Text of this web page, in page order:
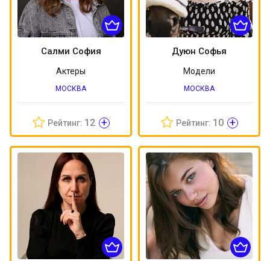
Салми София
Актеры
МОСКВА
Рейтинг: 12 +
Дуюн Софья
Модели
МОСКВА
Рейтинг: 10 +